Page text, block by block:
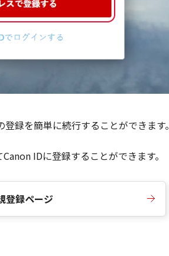
録を簡単に続行することができます。
IDに登録することができます。
登録ページ